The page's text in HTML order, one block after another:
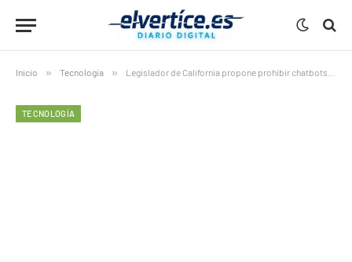
Inicio » Tecnología » Legislador de California propone prohibir chatbots en juguetes
TECNOLOGÍA